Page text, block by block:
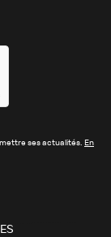
ses actualités. En